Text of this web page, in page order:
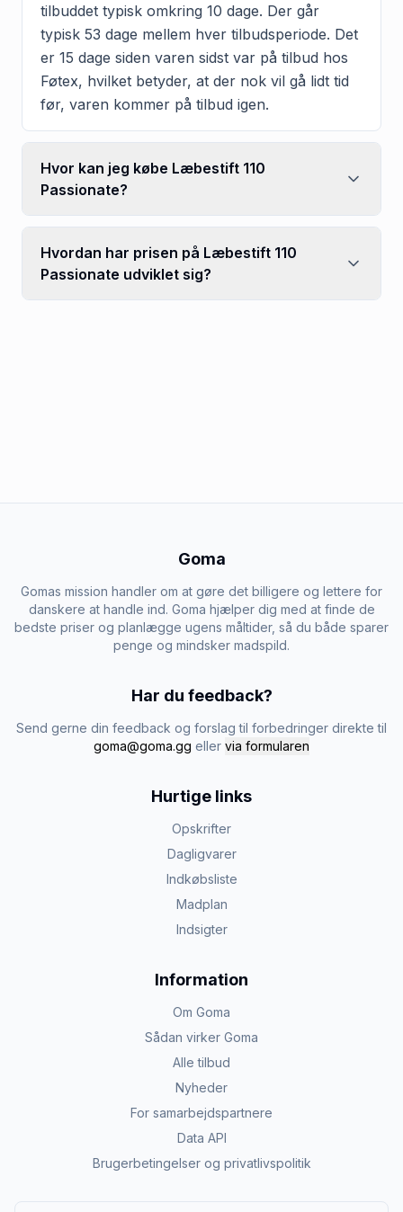
tilbuddet typisk omkring 10 dage. Der går
typisk 53 dage mellem hver tilbudsperiode. Det
er 15 dage siden varen sidst var på tilbud hos
Føtex, hvilket betyder, at der nok vil gå lidt tid
før, varen kommer på tilbud igen.
Hvor kan jeg købe Læbestift 110
Passionate?
Hvordan har prisen på Læbestift 110
Passionate udviklet sig?
Goma
Gomas mission handler om at gøre det billigere og lettere for
danskere at handle ind. Goma hjælper dig med at finde de
bedste priser og planlægge ugens måltider, så du både sparer
penge og mindsker madspild.
Har du feedback?
Send gerne din feedback og forslag til forbedringer direkte til
goma@goma.gg eller via formularen
Hurtige links
Opskrifter
Dagligvarer
Indkøbsliste
Madplan
Indsigter
Information
Om Goma
Sådan virker Goma
Alle tilbud
Nyheder
For samarbejdspartnere
Data API
Brugerbetingelser og privatlivspolitik